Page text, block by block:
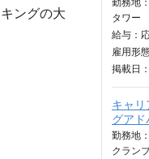
ングの大
勤務地
タワー
給与：
雇用形
掲載日：
キャ
グア
勤務地
クラン